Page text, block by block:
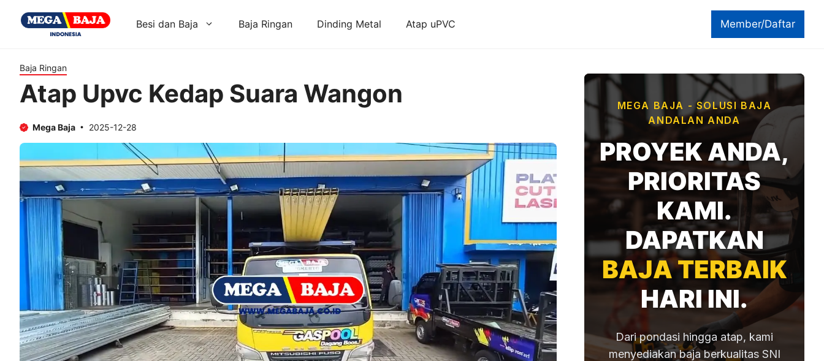
Member/Daftar
Besi dan Baja Baja Ringan Dinding Metal Atap uPVC
Baja Ringan
Atap Upvc Kedap Suara Wangon
Mega Baja 2025-12-28
MEGA BAJA - SOLUSI BAJA
ANDALAN ANDA
PROYEK ANDA,
PRIORITAS
KAMI.
DAPATKAN
BAJA TERBAIK
HARI INI.
Dari pondasi hingga atap, kami
menyediakan baja berkualitas SNI